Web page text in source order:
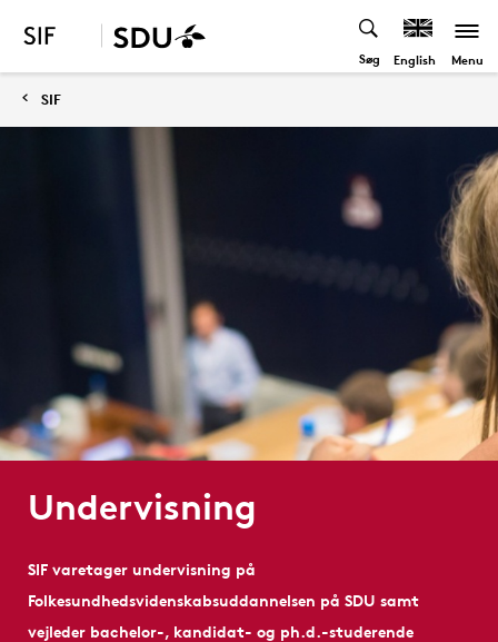
Søg English Menu
SIF
Undervisning
SIF varetager undervisning på
Folkesundhedsvidenskabsuddannelsen på SDU samt
vejleder bachelor-, kandidat- og ph.d.-studerende